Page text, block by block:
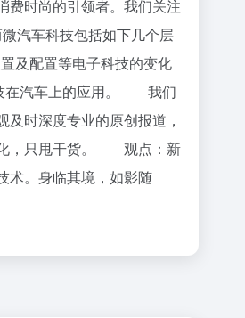
时尚的引领者。我们关注
汽车科技包括如下几个层
及配置等电子科技的变化
技在汽车上的应用。 我们
时深度专业的原创报道，
，只甩干货。 观点：新
。身临其境，如影随